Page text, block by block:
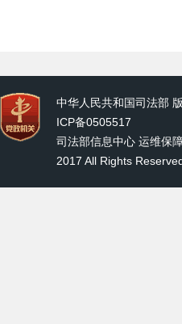
中华人民共和国司法部
ICP备0505517
司法部信息中心 运维保
2017 All Rights